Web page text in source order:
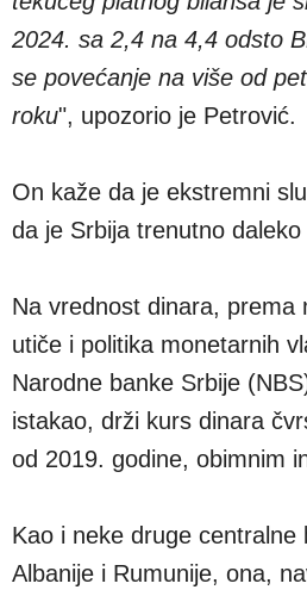
2024. sa 2,4 na 4,4 odsto
se povećanje na više od
roku", upozorio je Petrović.
On kaže da je ekstremni
da je Srbija trenutno
Na vrednost dinara, prema
utiče i politika monetarnih
Narodne banke Srbije
istakao, drži kurs dinara
od 2019. godine, obimnim
Kao i neke druge centralne
Albanije i Rumunije, ona,